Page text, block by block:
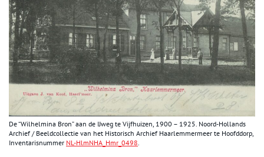
De “Wilhelmina Bron” aan de IJweg te Vijfhuizen, 1900 – 1925. Noord-Hollands
Archief / Beeldcollectie van het Historisch Archief Haarlemmermeer te Hoofddorp,
Inventarisnummer NL-HlmNHA_Hmr_0498